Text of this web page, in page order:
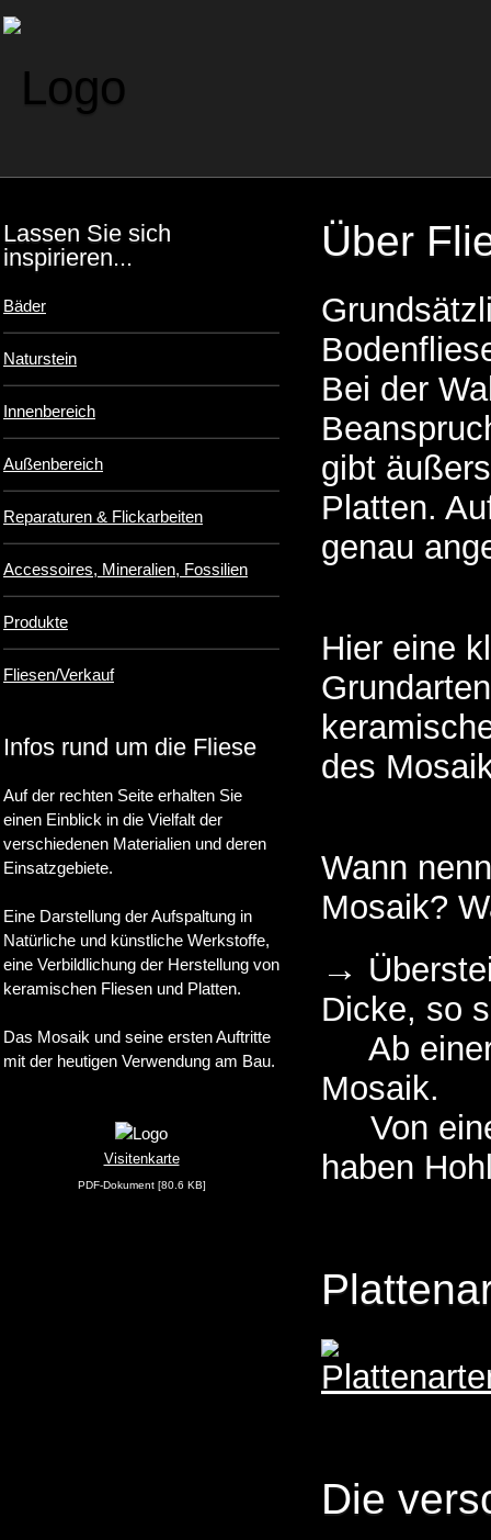
Lassen Sie sich
inspirieren...
Bäder
Naturstein
Innenbereich
Außenbereich
Reparaturen & Flickarbeiten
Accessoires, Mineralien, Fossilien
Produkte
Fliesen/Verkauf
Infos rund um die Fliese
Auf der rechten Seite erhalten Sie
einen Einblick in die Vielfalt der
verschiedenen Materialien und deren
Einsatzgebiete.
Eine Darstellung der Aufspaltung in
Natürliche und künstliche Werkstoffe,
eine Verbildlichung der Herstellung von
keramischen Fliesen und Platten.
Das Mosaik und seine ersten Auftritte
mit der heutigen Verwendung am Bau.
Visitenkarte
PDF-Dokument [80.6 KB]
Über
Bei der
gibt
Platten.
genau
Hier eine
des
Wann
Mosaik?
→
Dicke, so
Ab einer
Mosaik.
Von
haben
Die